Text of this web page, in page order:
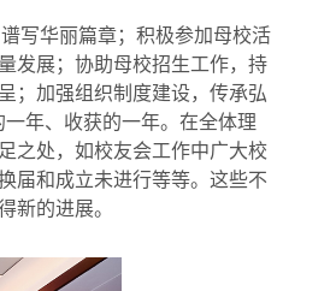
写华丽篇章；积极参加母校活
发展；协助母校招生工作，持
；加强组织制度建设，传承弘
一年、收获的一年。在全体理
之处，如校友会工作中广大校
届和成立未进行等等。这些不
新的进展。